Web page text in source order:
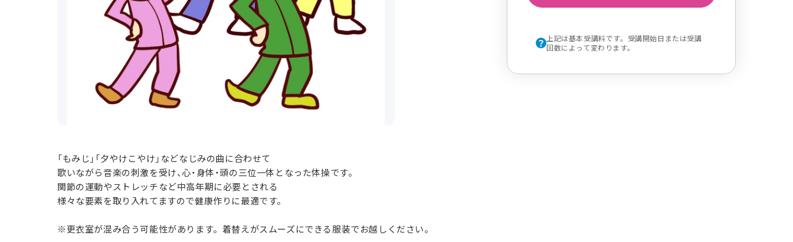
「もみじ」「夕やけこやけ」などなじみの曲に合わせて
歌いながら音楽の刺激を受け、心・身体・頭の三位一体となった体操です。
関節の運動やストレッチなど中高年期に必要とされる
様々な要素を取り入れてますので健康作りに最適です。
※更衣室が混み合う可能性があります。着替えがスムーズにできる服装でお越しください。
上記は基本受講料です。受講開始日または受講
回数によって変わります。